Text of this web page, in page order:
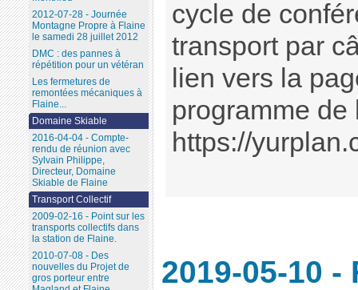
cycle de
transport par
lien vers la
programme de
https://
2019-05-10
2012-07-28 - Journée
Montagne Propre à Flaine
le samedi 28 juillet 2012
DMC : des pannes à
répétition pour un vétéran
Les fermetures de
remontées mécaniques à
Flaine...
Domaine Skiable
2016-04-04 - Compte-
rendu de réunion avec
Sylvain Philippe,
Directeur, Domaine
Skiable de Flaine
Transport Collectif
2009-02-16 - Point sur les
transports collectifs dans
la station de Flaine.
2010-07-08 - Des
nouvelles du Projet de
gros porteur entre